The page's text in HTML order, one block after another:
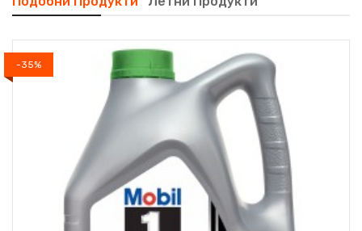
VW 504 00 / VW 506 00 / VW 506 01 / VW 507 00
Fiat 9.55535-S1 / Fiat 9.55535-S3
Характеристики на LIQUI MOLY Top Tec
4200 5W30
✔️ Тестван за турбокомпресори и каталитични
конвертори.
✔️ Намалява емисиите на вредни вещества.
✔️ Гладка работа на двигателя.
-35%